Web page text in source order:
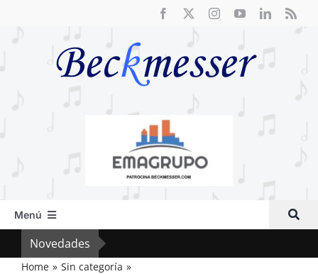
Menú
Inicio
Actual
Novedades
Home
Sin categoría